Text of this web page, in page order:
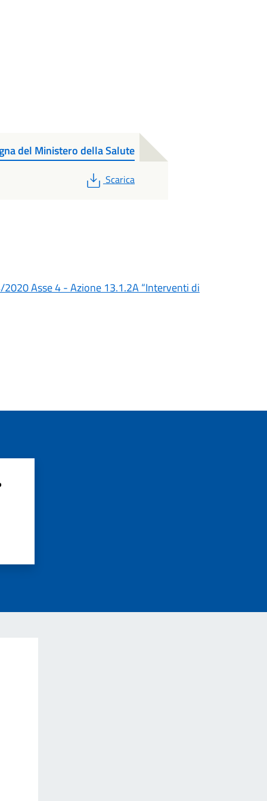
del Ministero della Salute
PDF
Scarica
Asse 4 - Azione 13.1.2A “Interventi di